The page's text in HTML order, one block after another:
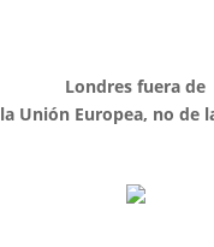
Londres fuera de
la Unión Europea, no de